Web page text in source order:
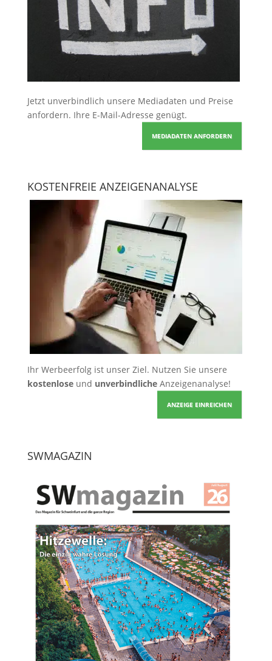
Jetzt unverbindlich unsere Mediadaten und Preise
anfordern. Ihre E-Mail-Adresse genügt.
MEDIADATEN ANFORDERN
KOSTENFREIE ANZEIGENANALYSE
Ihr Werbeerfolg ist unser Ziel. Nutzen Sie unsere
kostenloseund unverbindlicheAnzeigenanalyse!
ANZEIGE EINREICHEN
SWMAGAZIN